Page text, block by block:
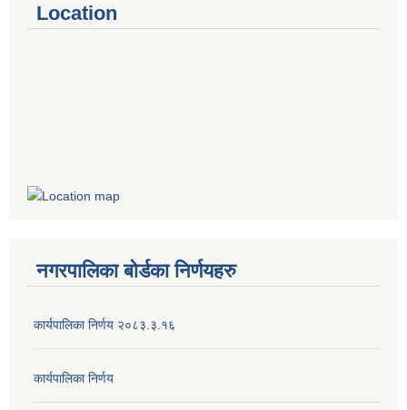
Location
नगरपालिका बोर्डका निर्णयहरु
कार्यपालिका निर्णय २०८३.३.१६
कार्यपालिका निर्णय